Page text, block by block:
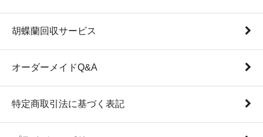
胡蝶蘭回収サービス
オーダーメイドQ&A
特定商取引法に基づく表記